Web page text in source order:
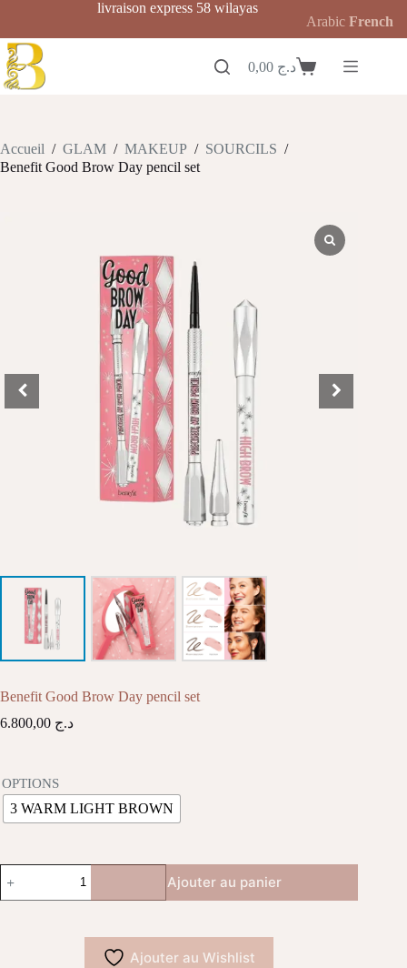
contenu
livraison express 58 wilayas
Panierد.ج
Accueil / GLAM / MAKEUP / SOURCILS /
Benefit Good Brow Day pencil set
Benefit Good Brow Day pencil set
د.ج
OPTIONS
3 WARM LIGHT BROWN
de
Benefit
Ajouter au panier
Ajouter au Wishlist
Arabic French